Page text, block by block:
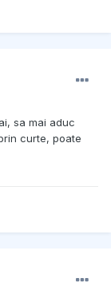
sa mai aduc
curte, poate